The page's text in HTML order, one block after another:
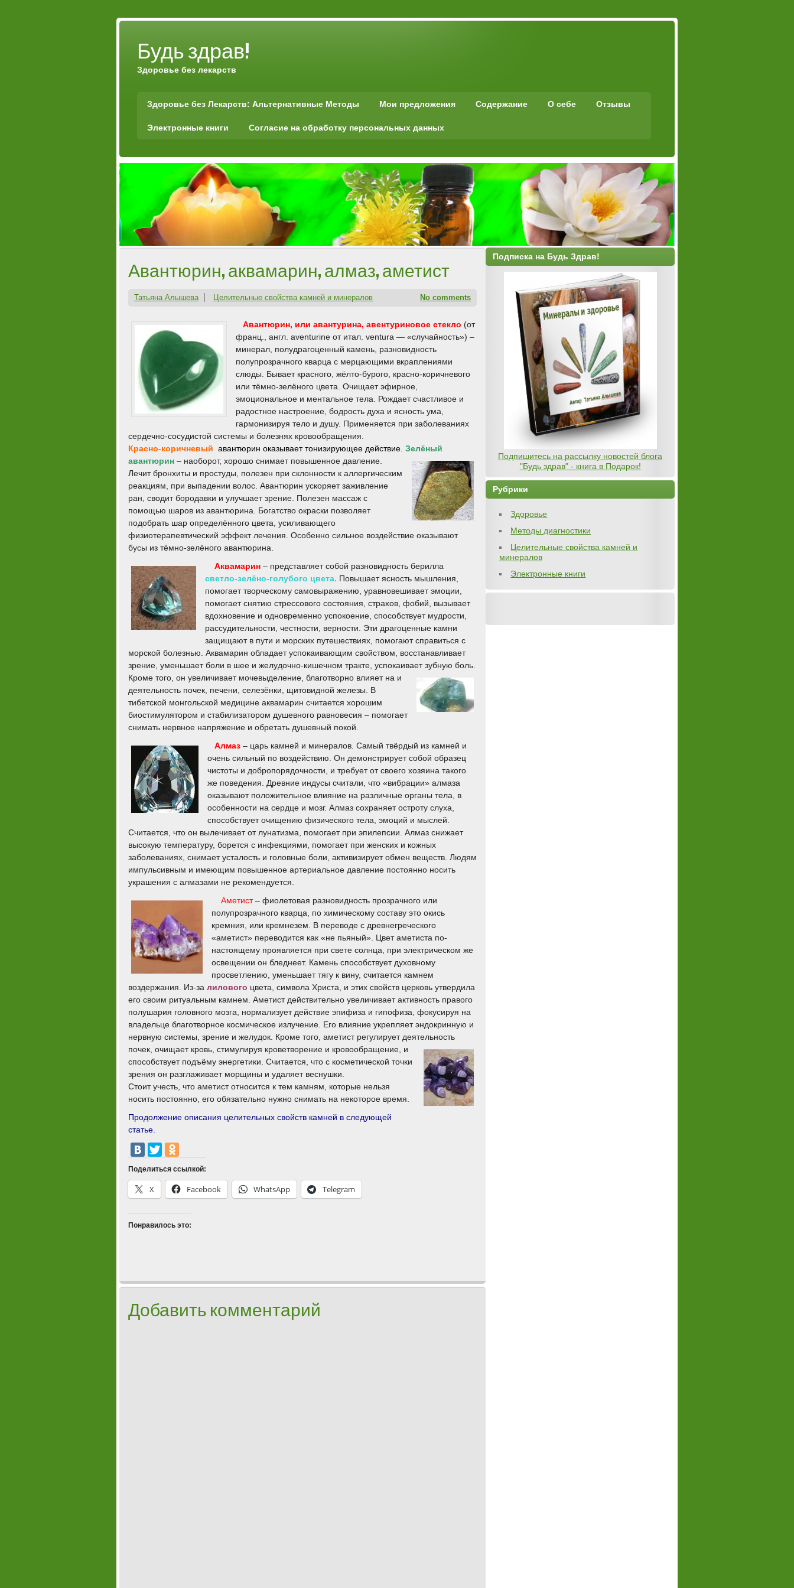
Будь здрав!
Здоровье без лекарств
Здоровье без Лекарств: Альтернативные Методы Мои предложения Содержание О себе Отзывы
Электронные книги Согласие на обработку персональных данных
Авантюрин, аквамарин, алмаз, аметист
Татьяна Алышева Целительные свойства камней и минералов No comments
Авантюрин, или авантурина, авентуриновое стекло (от
франц., англ. aventurine от итал. ventura — «случайность») –
минерал, полудрагоценный камень, разновидность
полупрозрачного кварца с мерцающими вкраплениями
слюды. Бывает красного, жёлто-бурого, красно-коричневого
или тёмно-зелёного цвета. Очищает эфирное,
эмоциональное и ментальное тела. Рождает счастливое и
радостное настроение, бодрость духа и ясность ума,
гармонизируя тело и душу. Применяется при заболеваниях
сердечно-сосудистой системы и болезнях кровообращения.
Красно-коричневый авантюрин оказывает тонизирующее действие. Зелёный
авантюрин – наоборот, хорошо снимает повышенное давление.
Лечит бронхиты и простуды, полезен при склонности к аллергическим
реакциям, при выпадении волос. Авантюрин ускоряет заживление
ран, сводит бородавки и улучшает зрение. Полезен массаж с
помощью шаров из авантюрина. Богатство окраски позволяет
подобрать шар определённого цвета, усиливающего
физиотерапевтический эффект лечения. Особенно сильное воздействие оказывают
бусы из тёмно-зелёного авантюрина.
Аквамарин – представляет собой разновидность берилла
светло-зелёно-голубого цвета. Повышает ясность мышления,
помогает творческому самовыражению, уравновешивает эмоции,
помогает снятию стрессового состояния, страхов, фобий, вызывает
вдохновение и одновременно успокоение, способствует мудрости,
рассудительности, честности, верности. Эти драгоценные камни
защищают в пути и морских путешествиях, помогают справиться с
морской болезнью. Аквамарин обладает успокаивающим свойством, восстанавливает
зрение, уменьшает боли в шее и желудочно-кишечном тракте, успокаивает зубную боль.
Кроме того, он увеличивает мочевыделение, благотворно влияет на и
деятельность почек, печени, селезёнки, щитовидной железы. В
тибетской монгольской медицине аквамарин считается хорошим
биостимулятором и стабилизатором душевного равновесия – помогает
снимать нервное напряжение и обретать душевный покой.
Алмаз – царь камней и минералов. Самый твёрдый из камней и
очень сильный по воздействию. Он демонстрирует собой образец
чистоты и добропорядочности, и требует от своего хозяина такого
же поведения. Древние индусы считали, что «вибрации» алмаза
оказывают положительное влияние на различные органы тела, в
особенности на сердце и мозг. Алмаз сохраняет остроту слуха,
способствует очищению физического тела, эмоций и мыслей.
Считается, что он вылечивает от лунатизма, помогает при эпилепсии. Алмаз снижает
высокую температуру, борется с инфекциями, помогает при женских и кожных
заболеваниях, снимает усталость и головные боли, активизирует обмен веществ. Людям
импульсивным и имеющим повышенное артериальное давление постоянно носить
украшения с алмазами не рекомендуется.
Аметист– фиолетовая разновидность прозрачного или
полупрозрачного кварца, по химическому составу это окись
кремния, или кремнезем. В переводе с древнегреческого
«аметист» переводится как «не пьяный». Цвет аметиста по-
настоящему проявляется при свете солнца, при электрическом же
освещении он бледнеет. Камень способствует духовному
просветлению, уменьшает тягу к вину, считается камнем
воздержания. Из-за лилового цвета, символа Христа, и этих свойств церковь утвердила
его своим ритуальным камнем. Аметист действительно увеличивает активность правого
полушария головного мозга, нормализует действие эпифиза и гипофиза, фокусируя на
владельце благотворное космическое излучение. Его влияние укрепляет эндокринную и
нервную системы, зрение и желудок. Кроме того, аметист регулирует деятельность
почек, очищает кровь, стимулируя кроветворение и кровообращение, и
способствует подъёму энергетики. Считается, что с косметической точки
зрения он разглаживает морщины и удаляет веснушки.
Стоит учесть, что аметист относится к тем камням, которые нельзя
носить постоянно, его обязательно нужно снимать на некоторое время.
Продолжение описания целительных свойств камней в следующей
статье.
Поделиться ссылкой:
X Facebook WhatsApp Telegram
Понравилось это:
Добавить комментарий
Подписка на Будь Здрав!
Подпишитесь на рассылку новостей блога
"Будь здрав" - книга в Подарок!
Рубрики
Здоровье
Методы диагностики
Целительные свойства камней и
минералов
Электронные книги